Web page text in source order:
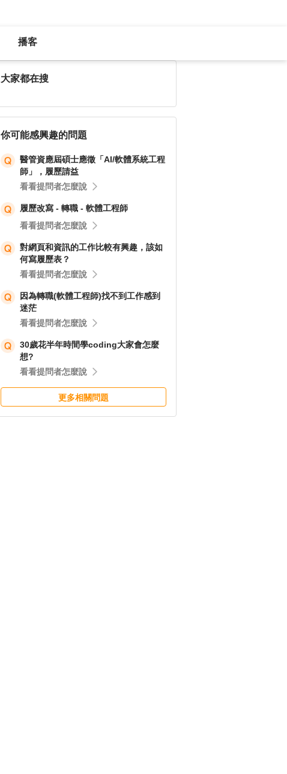
播客
大家都在搜
你可能感興趣的問題
醫管資應屆碩士應徵「AI/軟體系統工程
師」，履歷請益
看看提問者怎麼說
履歷改寫 - 轉職 - 軟體工程師
看看提問者怎麼說
對網頁和資訊的工作比較有興趣，該如
何寫履歷表？
看看提問者怎麼說
因為轉職(軟體工程師)找不到工作感到
迷茫
看看提問者怎麼說
30歲花半年時間學coding大家會怎麼
想?
看看提問者怎麼說
更多相關問題